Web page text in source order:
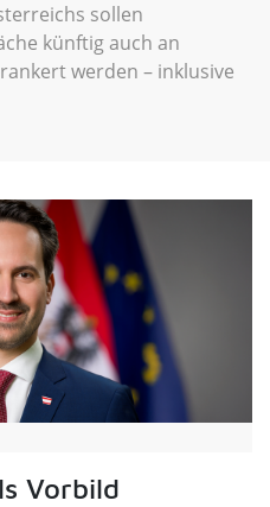
sollen
künftig auch an
werden – inklusive
Vorbild